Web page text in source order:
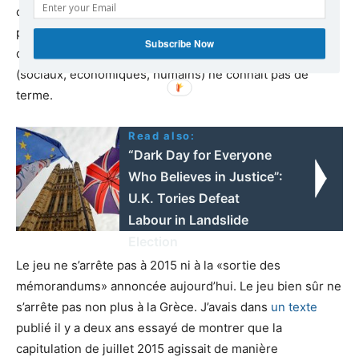
concession n’a pour objet que d’ouvrir le champ à la
prochaine, qu’il n’y a pas de négociations; le glissement
conduisant à défaire l’un après l’autre tous les droits
(sociaux, économiques, humains) ne connaît pas de
terme.
Read also:
“Dark Day for Everyone
Who Believes in Justice”:
U.K. Tories Defeat
Labour in Landslide
Le jeu ne s’arrête pas à 2015 ni à la «sortie des
mémorandums» annoncée aujourd’hui. Le jeu bien sûr ne
s’arrête pas non plus à la Grèce. J’avais dans un texte
publié il y a deux ans essayé de montrer que la
capitulation de juillet 2015 agissait de manière
Subscribe Now